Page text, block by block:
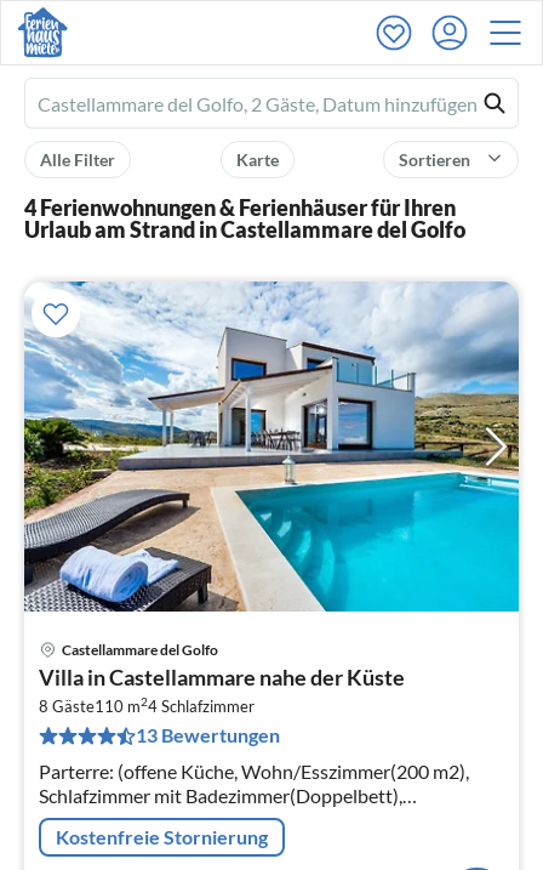
Ferienhausmiete
logo
Sortieren
Karte
Alle Filter
4 Ferienwohnungen & Ferienhäuser für Ihren
Urlaub am Strand in Castellammare del Golfo
Castellammare del Golfo
Villa in Castellammare nahe der Küste
8 Gäste110 m24Schlafzimmer
13 Bewertungen
Parterre: (offene Küche, Wohn/Esszimmer(200 m2),
Schlafzimmer mit Badezimmer(Doppelbett),
Badezimmer) In der 1. Etage:
(Schlafzimmer(Doppelbett), Schlafzimmer(Doppelbett)
Kostenfreie Stornierung